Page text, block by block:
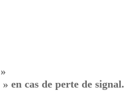
en cas de perte de signal.